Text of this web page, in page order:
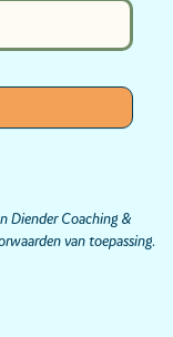
Diender Coaching &
van toepassing.